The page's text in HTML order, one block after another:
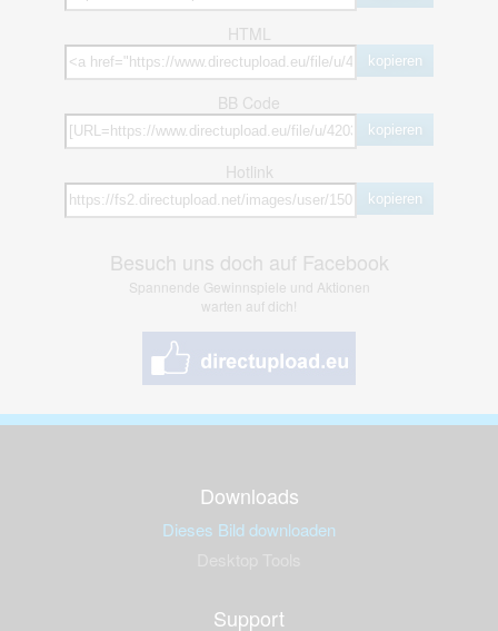
HTML
kopieren
BB Code
kopieren
Hotlink
kopieren
Besuch uns doch auf Facebook
Spannende Gewinnspiele und Aktionen
warten auf dich!
Downloads
Dieses Bild downloaden
Support